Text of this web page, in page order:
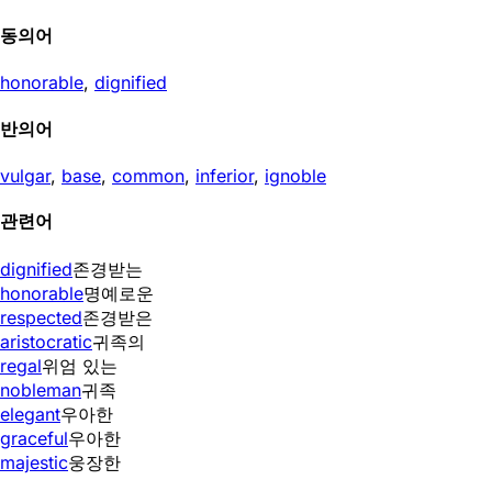
동의어
honorable, dignified
반의어
vulgar, base, common, inferior, ignoble
관련어
dignified존경받는
honorable명예로운
respected존경받은
aristocratic귀족의
regal위엄 있는
nobleman귀족
elegant우아한
graceful우아한
majestic웅장한